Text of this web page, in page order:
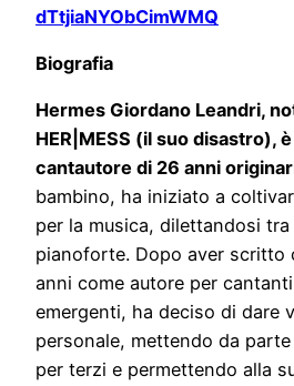
dTtjiaNYObCimWMQ
Biografia
Hermes Giordano Leandri,
HER|MESS (il suo disastro),
cantautore di 26 anni
bambino, ha iniziato a
per la musica, dilettandosi
pianoforte. Dopo aver scritto
anni come autore per
emergenti, ha deciso di dare
personale, mettendo da
per terzi e permettendo alla